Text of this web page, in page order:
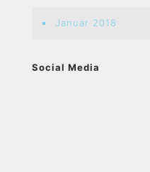
Januar 2018
Social Media